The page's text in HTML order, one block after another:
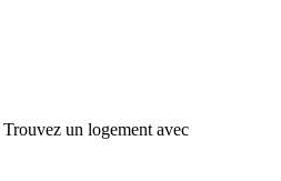
Trouvez un logement avec